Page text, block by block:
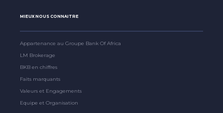
MIEUX NOUS CONNAITRE
Appartenance au Groupe Bank Of Africa
LM Brokerage
BKB en chiffres
Faits marquants
Valeurs et Engagements
Equipe et Organisation